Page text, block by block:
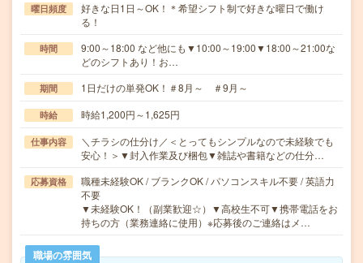
曜日頻度
好きな日1日～OK！＊希望シフト制で好きな曜日で働け
る！
時間
9:00～18:00 など他にも▼10:00～19:00▼18:00～21:00な
どのシフトあり！お…
期間 1日だけの単発OK！＃8月～ ＃9月～
時給 時給1,200円～1,625円
仕事内容
＼チラシの仕分け／＜とってもシンプルなので未経験でも
安心！＞▼封入作業及び梱包▼雑誌や書籍などの仕分…
応募資格
職種未経験OK / ブランクOK / パソコンスキル不要 / 英語力
不要
▼未経験OK！（副業歓迎☆）▼高校生不可▼携帯電話をお
持ちの方（業務連絡に使用）※応募後のご連絡はメ…
職場の雰囲気